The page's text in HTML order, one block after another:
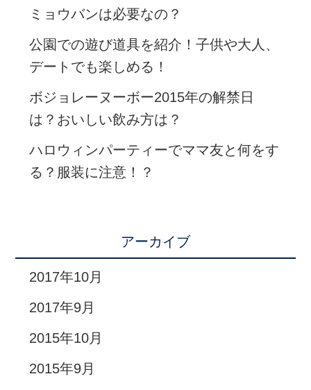
ミョウバンは必要なの？
公園での遊び道具を紹介！子供や大人、
デートでも楽しめる！
ボジョレーヌーボー2015年の解禁日
は？おいしい飲み方は？
ハロウィンパーティーでママ友と何をす
る？服装に注意！？
アーカイブ
2017年10月
2017年9月
2015年10月
2015年9月